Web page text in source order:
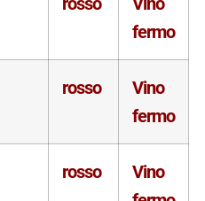
fermo
rosso
Vino
fermo
rosso
Vino